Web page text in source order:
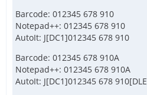
Barcode: 012345 678 910
Notepad++: 012345 678 910
AutoIt: J[DC1]012345 678 910
Barcode: 012345 678 910A
Notepad++: 012345 678 910A
AutoIt: J[DC1]012345 678